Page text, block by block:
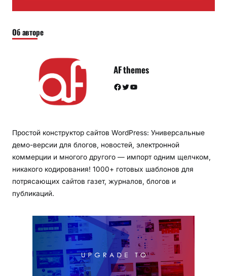
Об авторе
AF themes
Facebook Twitter YouTube
Простой конструктор сайтов WordPress: Универсальные
демо-версии для блогов, новостей, электронной
коммерции и многого другого — импорт одним щелчком,
никакого кодирования! 1000+ готовых шаблонов для
потрясающих сайтов газет, журналов, блогов и
публикаций.